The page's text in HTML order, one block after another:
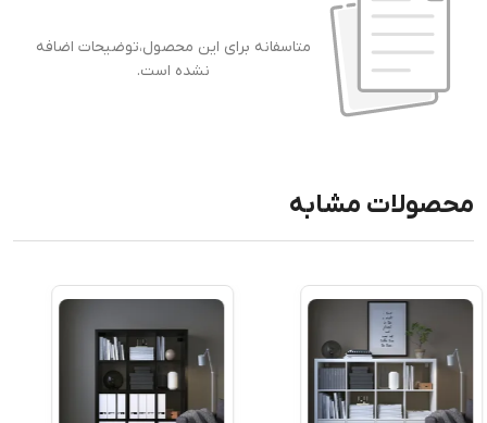
متاسفانه برای این محصول،توضیحات اضافه
نشده است.
محصولات مشابه